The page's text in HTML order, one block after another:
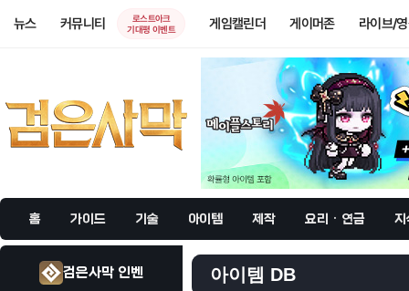
뉴스 커뮤니티
로스트아크
기대평 이벤트
게임캘린더 게이머존 라이브/
홈 가이드 기술 아이템 제작 요리 · 연금 지
검은사막 인벤 아이템 DB